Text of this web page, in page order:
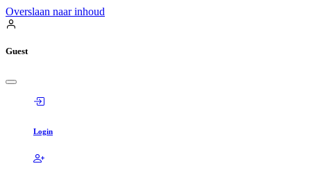
Overslaan naar inhoud
Guest
Login